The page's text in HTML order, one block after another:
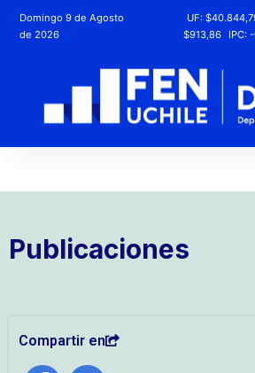
Domingo 9 de Agosto
de 2026
UF:
$913,86
IPC:-
Publicaciones
Compartir en